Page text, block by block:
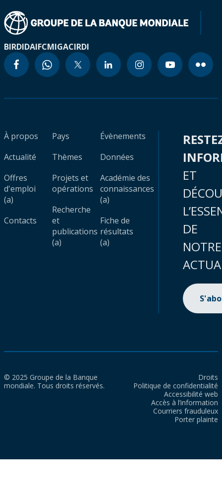
BIRDIDAIFCMIGACIRDI
À propos
Actualité
Offres
d'emploi
(a)
Contacts
Pays
Thèmes
Projets et
opérations
Recherche
et
publications
(a)
Évènements
Données
Académie des
connaissances
(a)
Fiche de
résultats
(a)
ET
DE
NOTRE
© 2025 Groupe de la Banque
mondiale. Tous droits réservés.
Droits
Politique de confidentialité
Accessibilité web
Accès à l’information
Courriers frauduleux
Porter plainte